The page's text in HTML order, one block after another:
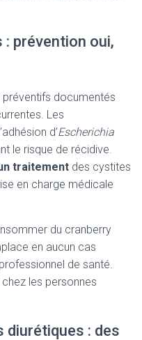
prévention oui,
documentés
Les
d’Escherichia
le risque de récidive.
traitement des cystites
en charge médicale
du cranberry
en aucun cas
de santé.
les personnes
: des